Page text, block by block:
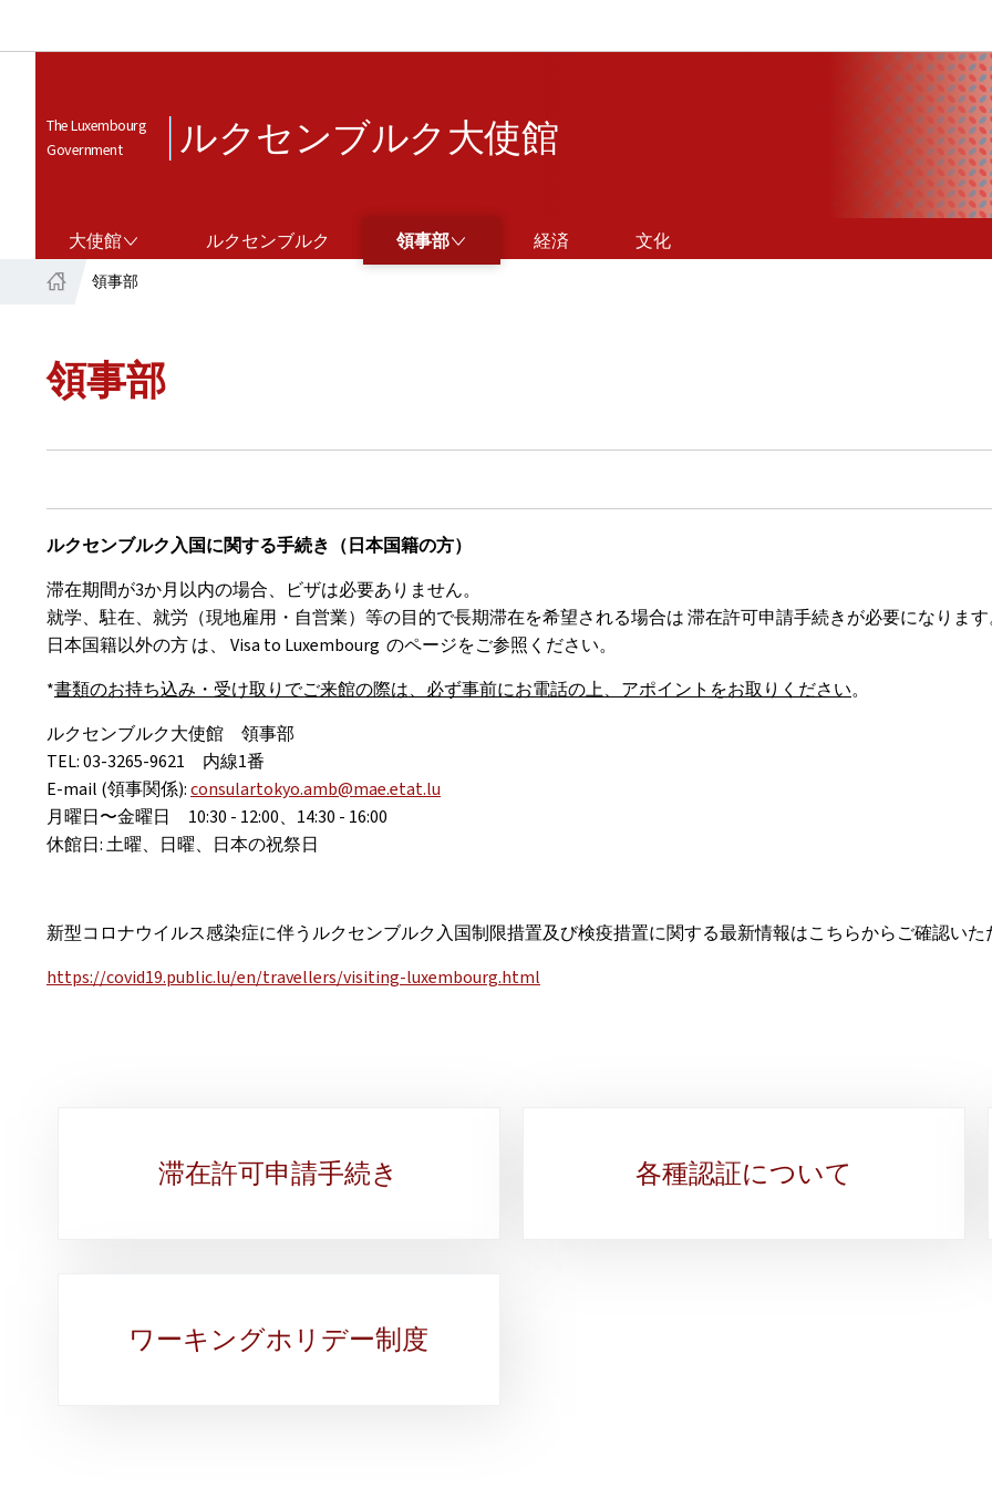
The Luxembourg
Government
ルクセンブルク大使館
大使館 ルクセンブルク 領事部 経済
文化
領事部
領事部
ルクセンブルク入国に関する手続き（日本国籍の方）
滞在期間が3か月以内の場合、ビザは必要ありません。
就学、駐在、就労（現地雇用・自営業）等の目的で長期滞在を希望される場合は 滞在許可申請手続きが必要になります
日本国籍以外の方 は、 Visa to Luxembourg のページをご参照ください。
*書類のお持ち込み・受け取りでご来館の際は、必ず事前にお電話の上、アポイントをお取りください。
ルクセンブルク大使館 領事部
TEL: 03-3265-9621 内線1番
E-mail (領事関係):consulartokyo.amb@mae.etat.lu
月曜日〜金曜日 10:30 - 12:00、14:30 - 16:00
休館日: 土曜、日曜、日本の祝祭日
新型コロナウイルス感染症に伴うルクセンブルク入国制限措置及び検疫措置に関する最新情報はこちらからご確認いた
https://covid19.public.lu/en/travellers/visiting-luxembourg.html
滞在許可申請手続き 各種認証について
ワーキングホリデー制度